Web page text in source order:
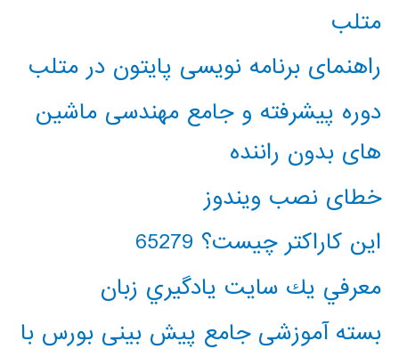
متلب
راهنمای برنامه نویسی پایتون در متلب
دوره پیشرفته و جامع مهندسی ماشین
های بدون راننده
خطای نصب ویندوز
این کاراکتر چیست؟ 65279
معرفي يك سايت يادگيري زبان
بسته آموزشی جامع پیش بینی بورس با